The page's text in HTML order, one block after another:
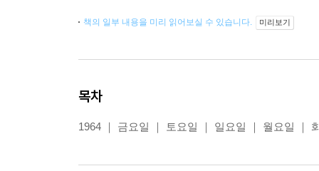
책의 일부 내용을 미리 읽어보실 수 있습니다. 미리보기
목차
1964 ｜ 금요일 ｜ 토요일 ｜ 일요일 ｜ 월요일 ｜